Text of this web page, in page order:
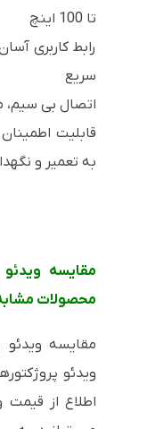
تا 100 اینچ
رابط کاربری
سریع
اتصال بی سیم،
قابلیت
به تعمیر و
محصولات
ویدئو
اطلاع از قیمت